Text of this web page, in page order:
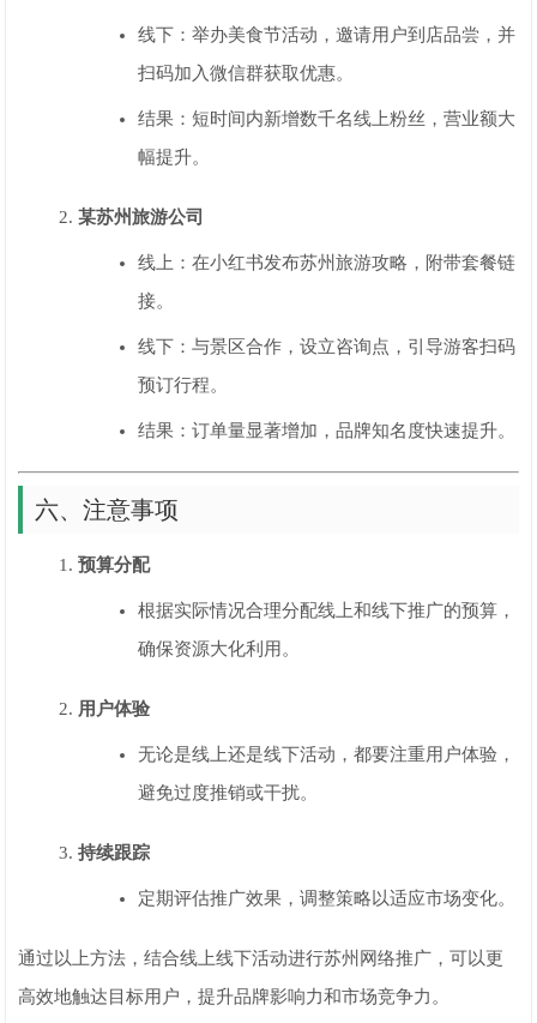
线下：举办美食节活动，邀请用户到店品尝，并
扫码加入微信群获取优惠。
结果：短时间内新增数千名线上粉丝，营业额大
幅提升。
某苏州旅游公司
线上：在小红书发布苏州旅游攻略，附带套餐链
接。
线下：与景区合作，设立咨询点，引导游客扫码
预订行程。
结果：订单量显著增加，品牌知名度快速提升。
六、注意事项
预算分配
根据实际情况合理分配线上和线下推广的预算，
确保资源大化利用。
用户体验
无论是线上还是线下活动，都要注重用户体验，
避免过度推销或干扰。
持续跟踪
定期评估推广效果，调整策略以适应市场变化。
通过以上方法，结合线上线下活动进行苏州网络推广，可以更
高效地触达目标用户，提升品牌影响力和市场竞争力。